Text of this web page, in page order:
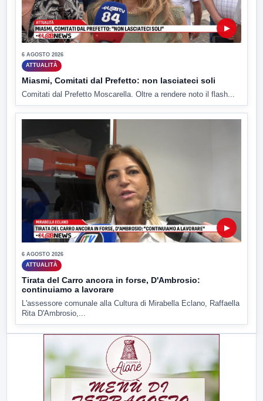
▶
6 AGOSTO 2026
ATTUALITÀ
Miasmi, Comitati dal Prefetto: non lasciateci soli
Comitati dal Prefetto Moscarella. Oltre a rendere noto il flash...
▶
6 AGOSTO 2026
ATTUALITÀ
Tirata del Carro ancora in forse, D'Ambrosio:
continuiamo a lavorare
L'assessore comunale alla Cultura di Mirabella Eclano, Raffaella
Rita D'Ambrosio,...